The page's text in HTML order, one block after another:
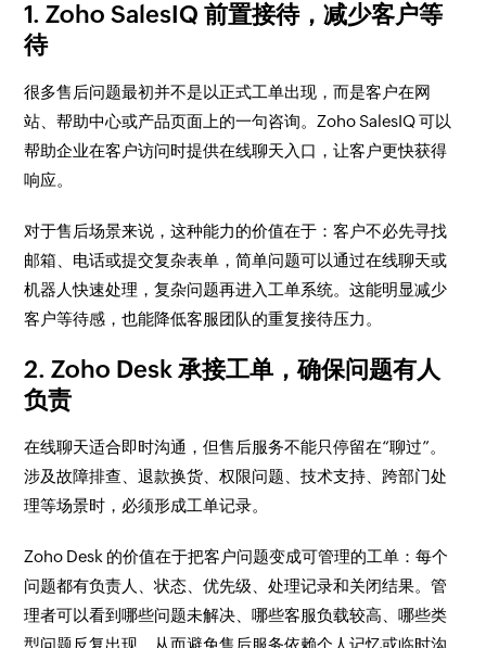
1. Zoho SalesIQ 前置接待，减少客户等
待
很多售后问题最初并不是以正式工单出现，而是客户在网
站、帮助中心或产品页面上的一句咨询。Zoho SalesIQ 可以
帮助企业在客户访问时提供在线聊天入口，让客户更快获得
响应。
对于售后场景来说，这种能力的价值在于：客户不必先寻找
邮箱、电话或提交复杂表单，简单问题可以通过在线聊天或
机器人快速处理，复杂问题再进入工单系统。这能明显减少
客户等待感，也能降低客服团队的重复接待压力。
2. Zoho Desk 承接工单，确保问题有人
负责
在线聊天适合即时沟通，但售后服务不能只停留在“聊过”。
涉及故障排查、退款换货、权限问题、技术支持、跨部门处
理等场景时，必须形成工单记录。
Zoho Desk 的价值在于把客户问题变成可管理的工单：每个
问题都有负责人、状态、优先级、处理记录和关闭结果。管
理者可以看到哪些问题未解决、哪些客服负载较高、哪些类
型问题反复出现，从而避免售后服务依赖个人记忆或临时沟